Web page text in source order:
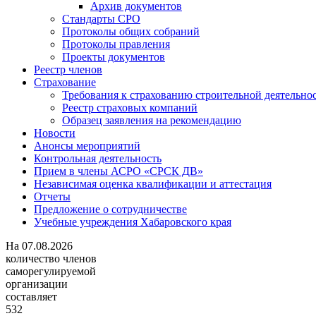
Архив документов
Стандарты СРО
Протоколы общих собраний
Протоколы правления
Проекты документов
Реестр членов
Страхование
Требования к страхованию строительной
Реестр страховых компаний
Образец заявления на рекомендацию
Новости
Анонсы мероприятий
Контрольная деятельность
Прием в члены АСРО «СРСК ДВ»
Независимая оценка квалификации и аттестация
Отчеты
Предложение о сотрудничестве
Учебные учреждения Хабаровского края
На 07.08.2026
количество членов
саморегулируемой
организации
составляет
532